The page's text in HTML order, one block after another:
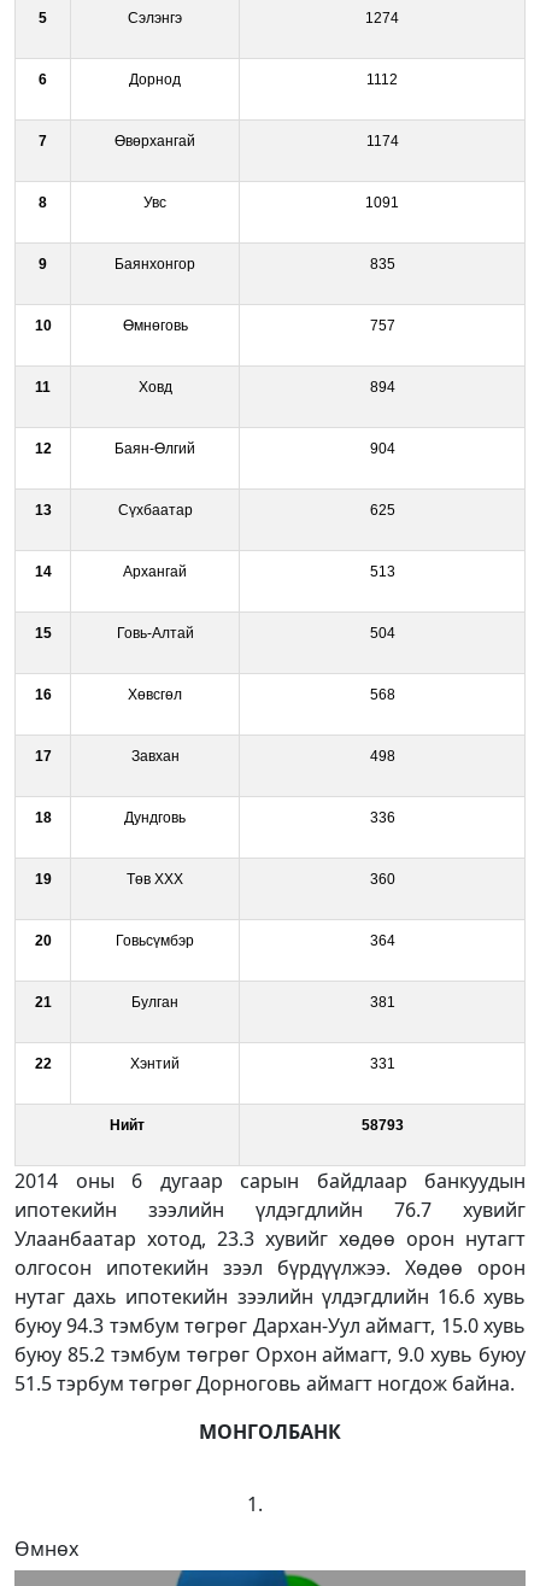
5 Сэлэнгэ 1274
6 Дорнод 1112
7 Өвөрхангай 1174
8 Увс 1091
9 Баянхонгор 835
10 Өмнөговь 757
11 Ховд 894
12 Баян-Өлгий 904
13 Сүхбаатар 625
14 Архангай 513
15 Говь-Алтай 504
16 Хөвсгөл 568
17 Завхан 498
18 Дундговь 336
19 Төв ХХХ 360
20 Говьсүмбэр 364
21 Булган 381
22 Хэнтий 331
Нийт 58793
2014 оны 6 дугаар сарын байдлаар банкуудын
ипотекийн зээлийн үлдэгдлийн 76.7 хувийг
Улаанбаатар хотод, 23.3 хувийг хөдөө орон нутагт
олгосон ипотекийн зээл бүрдүүлжээ. Хөдөө орон
нутаг дахь ипотекийн зээлийн үлдэгдлийн 16.6 хувь
буюу 94.3 тэмбум төгрөг Дархан-Уул аймагт, 15.0 хувь
буюу 85.2 тэмбум төгрөг Орхон аймагт, 9.0 хувь буюу
51.5 тэрбум төгрөг Дорноговь аймагт ногдож байна.
МОНГОЛБАНК
Өмнөх